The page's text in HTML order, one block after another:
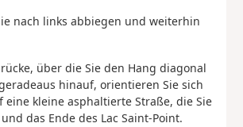
nach links abbiegen und weiterhin
über die Sie den Hang diagonal
hinauf, orientieren Sie sich
kleine asphaltierte Straße, die Sie
das Ende des Lac Saint-Point.